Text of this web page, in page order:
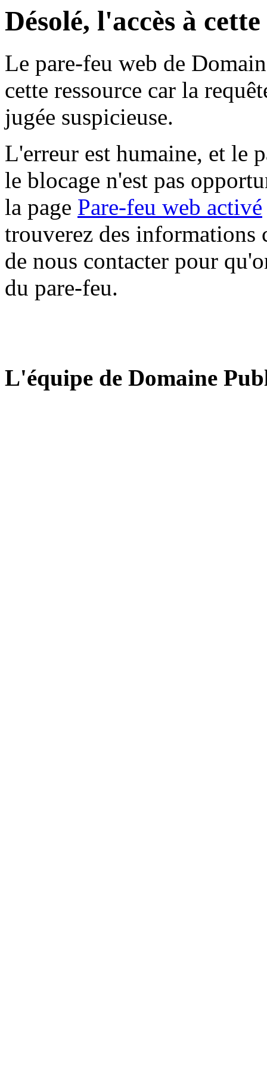
Désolé, l'accès à
Le pare-feu web de
cette ressource car la
jugée suspicieuse.
L'erreur est humaine, et le
le blocage n'est pas
la page Pare-feu web activé
trouverez des informations
de nous contacter pour
du pare-feu.
L'équipe de Domaine